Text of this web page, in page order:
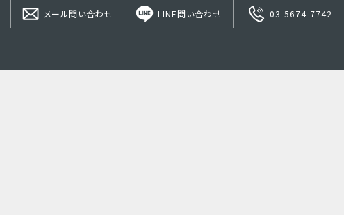
メール問い合わせ LINE問い合わせ 03-5674-7742